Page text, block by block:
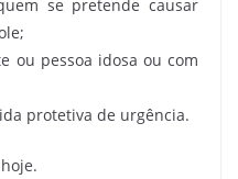
se pretende causar
ou pessoa idosa ou com
protetiva de urgência.